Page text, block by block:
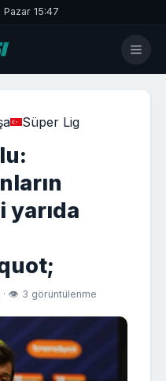
15:47
Süper Lig
· 👁 3 görüntülenme